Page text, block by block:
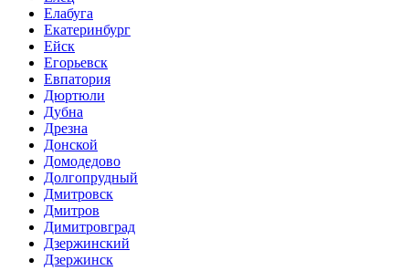
Елабуга
Екатеринбург
Ейск
Егорьевск
Евпатория
Дюртюли
Дубна
Дрезна
Донской
Домодедово
Долгопрудный
Дмитровск
Дмитров
Димитровград
Дзержинский
Дзержинск